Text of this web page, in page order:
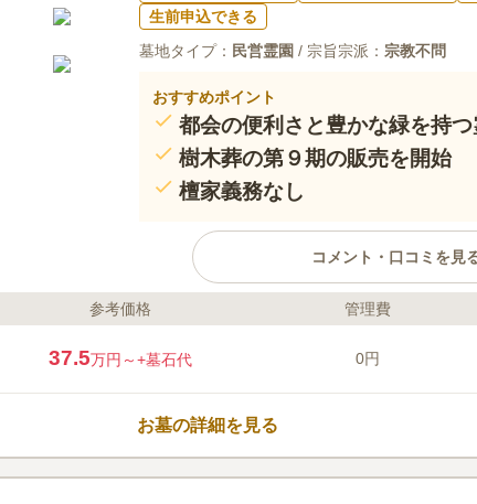
生前申込できる
墓地タイプ： 民営霊園 / 宗旨宗派： 宗教不問
おすすめポイント
都会の便利さと豊かな緑を持つ
樹木葬の第９期の販売を開始
檀家義務なし
コメント・口コミを見
ライフドット編集部のコメント
霊園です。新名神高速道路 川西イン
スが非常に良好です。永代供養付き
宗教不問で個別に供養できる安心のプ
参考価格 管理費
37.5万円～+墓石代 0円
お墓の詳細を見る